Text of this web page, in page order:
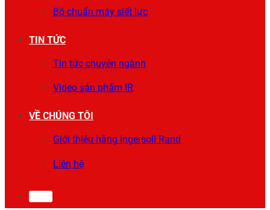
Bộ chuẩn máy siết lực
TIN TỨC
Tin tức chuyên ngành
Video sản phẩm IR
VỀ CHÚNG TÔI
Giới thiệu hãng Ingersoll Rand
Liên hệ